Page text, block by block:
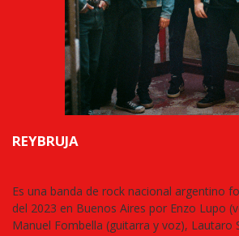
REYBRUJA
Es una banda de rock nacional argentino
del 2023 en Buenos Aires por Enzo Lupo
Manuel Fombella (guitarra y voz), Lautaro